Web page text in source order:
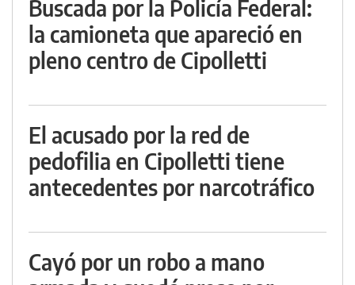
Buscada por la Policía Federal:
la camioneta que apareció en
pleno centro de Cipolletti
El acusado por la red de
pedofilia en Cipolletti tiene
antecedentes por narcotráfico
Cayó por un robo a mano